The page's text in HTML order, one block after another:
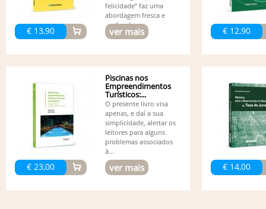
€ 13,90
felicidade” faz uma
abordagem fresca e
profunda...
ver mais € 12,90
€ 23,00
Piscinas nos
Empreendimentos
Turísticos:...
O presente livro visa
apenas, e daí a sua
simplicidade, alertar os
leitores para alguns
problemas associados
à...
ver mais € 14,00